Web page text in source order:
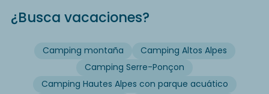
¿Busca vacaciones?
Camping montaña
Camping Altos Alpes
Camping Serre-Ponçon
Camping Hautes Alpes con parque acuático